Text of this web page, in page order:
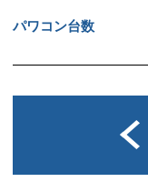
パワコン台数